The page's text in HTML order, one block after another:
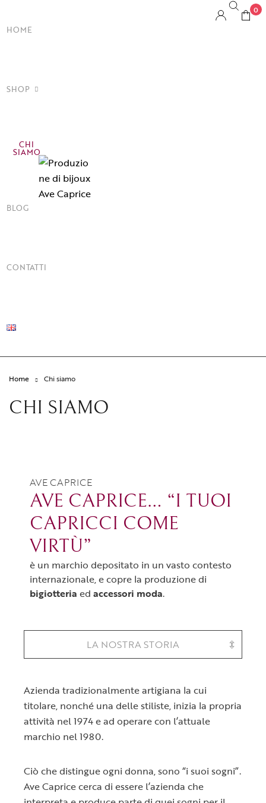
HOME
SHOP
CHI
SIAMO
BLOG
CONTATTI
0
Home Chi siamo
CHI SIAMO
AVE CAPRICE
AVE CAPRICE… “I TUOI
CAPRICCI COME
VIRTÙ”
è un marchio depositato in un vasto contesto
internazionale, e copre la produzione di
bigiotteria ed accessori moda.
LA NOSTRA STORIA
Azienda tradizionalmente artigiana la cui
titolare, nonché una delle stiliste, inizia la propria
attività nel 1974 e ad operare con l’attuale
marchio nel 1980.
Ciò che distingue ogni donna, sono “i suoi sogni”.
Ave Caprice cerca di essere l’azienda che